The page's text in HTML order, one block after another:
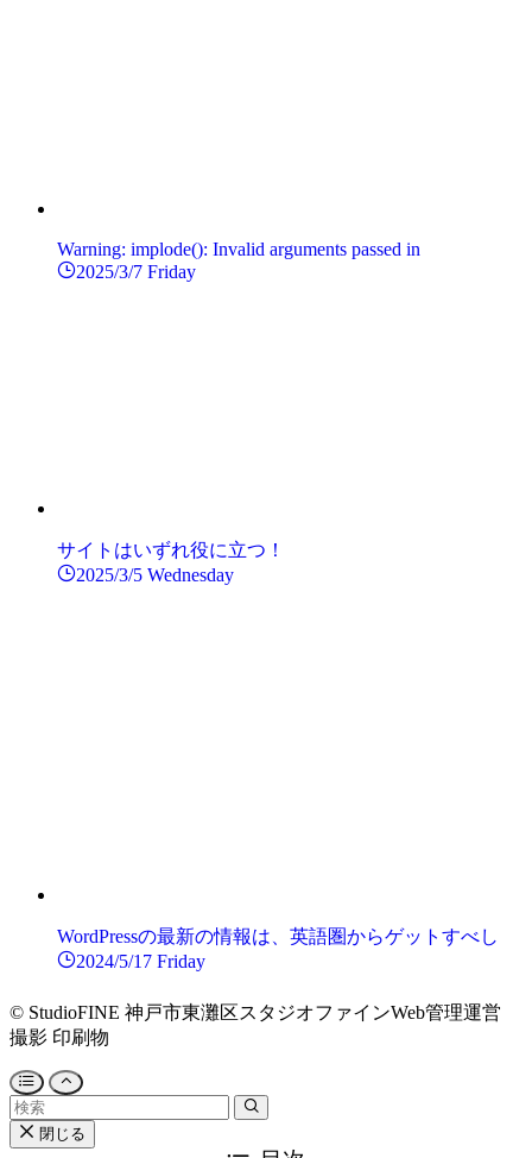
Warning: implode(): Invalid arguments passed in
2025/3/7 Friday
サイトはいずれ役に立つ！
2025/3/5 Wednesday
WordPressの最新の情報は、英語圏からゲットすべし
2024/5/17 Friday
© StudioFINE 神戸市東灘区スタジオファインWeb管理運営
撮影 印刷物
閉じる